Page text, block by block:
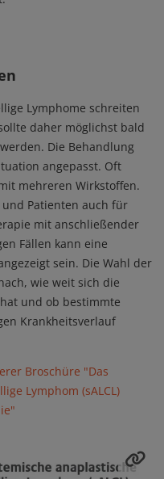
Lymphome schreiten
daher möglichst bald
Die Behandlung
angepasst. Oft
mehreren Wirkstoffen.
Patienten auch für
mit anschließender
Fällen kann eine
sein. Die Wahl der
wie weit sich die
und ob bestimmte
Krankheitsverlauf
Broschüre "Das
Lymphom (sALCL)